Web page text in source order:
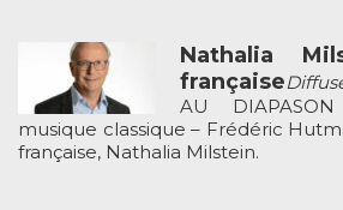
Nathalia
française
AU
musique classique – Frédéric
française, Nathalia Milstein.